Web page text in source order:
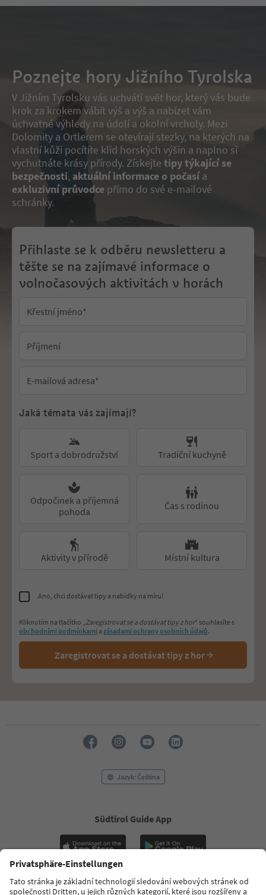
Poznejte hory Jižního Tyrolska
V Jižním Tyrolsku vás uchvátí svět hor, který vás bude
krok za krokem vábit výš a výš a nabízet vám
úchvatné výhledy na údolí a okolní vrcholy. Mezi
Dolomity a Ortlerem se otevírají stezky, na kterých na
vlastní kůži pocítíte klid horských výšin a naplno si
vychutnáte krásy přírody. Získejte tipy týkající se
bezpečnosti, aktuální informace o počasía
exkluzivní průvodce přímo do své e-mailové
schránky.
Přihlaste se k odběru newsletteru a
těšte se na zajímavé informace o
volnočasových aktivitách v horách
Křestní jméno*
Příjmení
E-mailová adresa*
Jaká témata vás zajímají?
Sport a dobrodružství
Tradiční kuchyně
Odpočinek a příjemná
pohoda
Čas s rodinou
Aktivity v přírodě Místní kultura
Ano, chci dostávat tipy a nabídky na míru!
Kliknutím na tlačítko „ Zaregistrovat se a dostávat tipy z hor“ souhlasíte s
obchodními podmínkami a zásadami ochrany osobních údajů.
Zaregistrovat se a dostávat tipy z hor
Jazyk: Čeština
Südtirol Guide App